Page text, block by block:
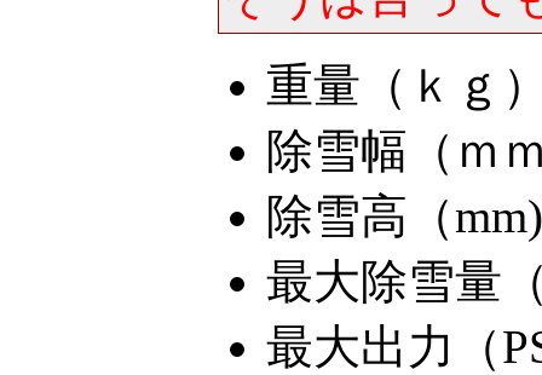
重量（ｋｇ
除雪幅（ｍ
除雪高（
最大除雪量
最大出力（